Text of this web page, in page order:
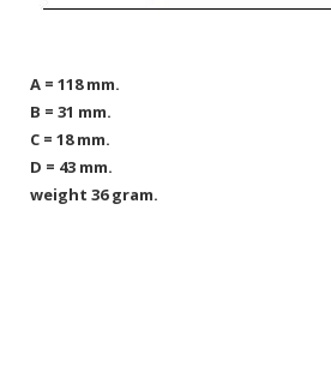
A = 118 mm.
B = 31 mm.
C = 18 mm.
D = 43 mm.
weight 36 gram.